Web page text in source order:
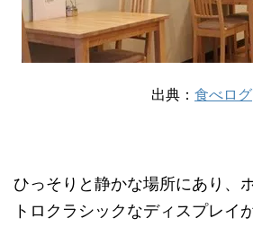
出典： 食べログ
ひっそりと静かな場所にあり、
トロクラシックなディスプレイ